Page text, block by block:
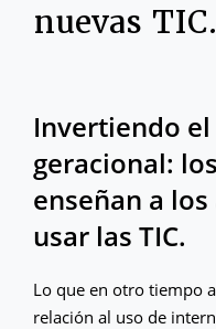
nuevas TIC.
Invertiendo
geracional:
enseñan a
usar las TIC.
Lo que en otro tiempo
relación al uso de